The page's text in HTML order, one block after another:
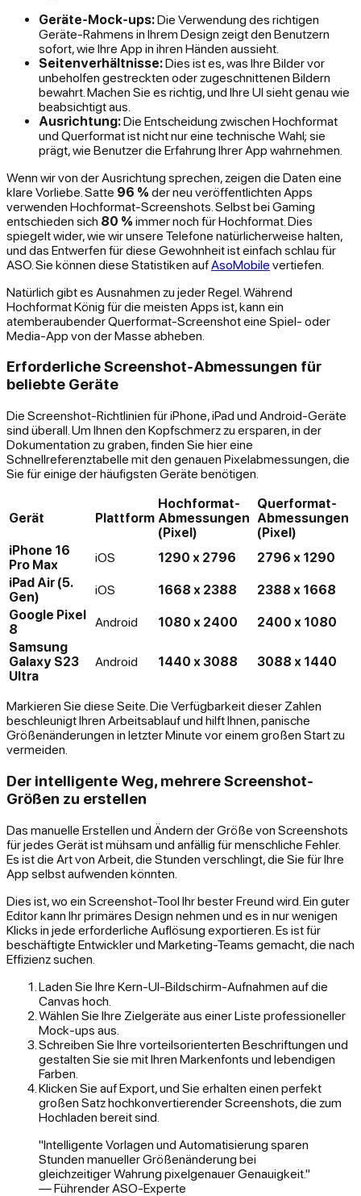
Geräte-Mock-ups:Die Verwendung des richtigen
Geräte-Rahmens in Ihrem Design zeigt den Benutzern
sofort, wie Ihre App in ihren Händen aussieht.
Seitenverhältnisse:Dies ist es, was Ihre Bilder vor
unbeholfen gestreckten oder zugeschnittenen Bildern
bewahrt. Machen Sie es richtig, und Ihre UI sieht genau wie
beabsichtigt aus.
Ausrichtung:Die Entscheidung zwischen Hochformat
und Querformat ist nicht nur eine technische Wahl; sie
prägt, wie Benutzer die Erfahrung Ihrer App wahrnehmen.
Wenn wir von der Ausrichtung sprechen, zeigen die Daten eine
klare Vorliebe. Satte 96 % der neu veröffentlichten Apps
verwenden Hochformat-Screenshots. Selbst bei Gaming
entschieden sich 80 % immer noch für Hochformat. Dies
spiegelt wider, wie wir unsere Telefone natürlicherweise halten,
und das Entwerfen für diese Gewohnheit ist einfach schlau für
ASO. Sie können diese Statistiken aufAsoMobile vertiefen.
Natürlich gibt es Ausnahmen zu jeder Regel. Während
Hochformat König für die meisten Apps ist, kann ein
atemberaubender Querformat-Screenshot eine Spiel- oder
Media-App von der Masse abheben.
Erforderliche Screenshot-Abmessungen für
beliebte Geräte
Die Screenshot-Richtlinien für iPhone, iPad und Android-Geräte
sind überall. Um Ihnen den Kopfschmerz zu ersparen, in der
Dokumentation zu graben, finden Sie hier eine
Schnellreferenztabelle mit den genauen Pixelabmessungen, die
Sie für einige der häufigsten Geräte benötigen.
Gerät Plattform
Hochformat-
Abmessungen
(Pixel)
Querformat-
Abmessungen
(Pixel)
iPhone 16
Pro Max
iOS 1290 x 2796
2796 x 1290
iPad Air (5.
Gen)
iOS 1668 x 2388
2388 x 1668
Google Pixel
8
Android 1080 x 2400
2400 x 1080
Samsung
Galaxy S23
Ultra
Android 1440 x 3088 3088 x 1440
Markieren Sie diese Seite. Die Verfügbarkeit dieser Zahlen
beschleunigt Ihren Arbeitsablauf und hilft Ihnen, panische
Größenänderungen in letzter Minute vor einem großen Start zu
vermeiden.
Der intelligente Weg, mehrere Screenshot-
Größen zu erstellen
Das manuelle Erstellen und Ändern der Größe von Screenshots
für jedes Gerät ist mühsam und anfällig für menschliche Fehler.
Es ist die Art von Arbeit, die Stunden verschlingt, die Sie für Ihre
App selbst aufwenden könnten.
Dies ist, wo ein Screenshot-Tool Ihr bester Freund wird. Ein guter
Editor kann Ihr primäres Design nehmen und es in nur wenigen
Klicks in jede erforderliche Auflösung exportieren. Es ist für
beschäftigte Entwickler und Marketing-Teams gemacht, die nach
Effizienz suchen.
Laden Sie Ihre Kern-UI-Bildschirm-Aufnahmen auf die
Canvas hoch.
Wählen Sie Ihre Zielgeräte aus einer Liste professioneller
Mock-ups aus.
Schreiben Sie Ihre vorteilsorienterten Beschriftungen und
gestalten Sie sie mit Ihren Markenfonts und lebendigen
Farben.
Klicken Sie auf Export, und Sie erhalten einen perfekt
großen Satz hochkonvertierender Screenshots, die zum
Hochladen bereit sind.
"Intelligente Vorlagen und Automatisierung sparen
Stunden manueller Größenänderung bei
gleichzeitiger Wahrung pixelgenauer Genauigkeit."
— Führender ASO-Experte